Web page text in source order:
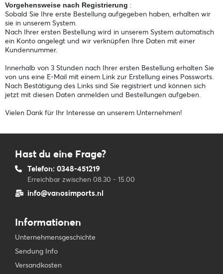
Vorgehensweise nach Registrierung :
Sobald Sie Ihre erste Bestellung aufgegeben haben, erhalten wir
sie in unserem System.
Nach Ihrer ersten Bestellung wird in unserem System automatisch
ein Konto angelegt und wir verknüpfen Ihre Daten mit einer
Kundennummer.
Innerhalb von 3 Stunden nach Ihrer ersten Bestellung erhalten Sie
von uns eine E-Mail mit einem Link zur Erstellung eines Passworts.
Nach Bestätigung des Links sind Sie registriert und können sich
jetzt mit diesen Daten anmelden und Bestellungen aufgeben.
Vielen Dank für Ihr Interesse an unserem Unternehmen!
Hast du eine Frage?
Telefon: 0348-451219
Erreichbar zwischen 08.30 - 15.00
info@vanosimports.nl
Informationen
Unternehmensgeschichte
Sendung Info
Versandkosten